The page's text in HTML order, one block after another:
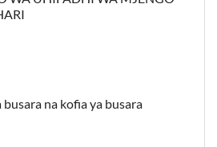
busara na kofia ya busara